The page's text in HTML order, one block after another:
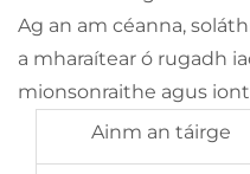
Ag an am céanna,
a mharaítear ó rugadh
mionsonraithe agus
Ainm an táirge